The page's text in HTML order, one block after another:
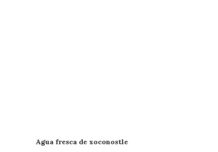
Agua fresca de xoconostle